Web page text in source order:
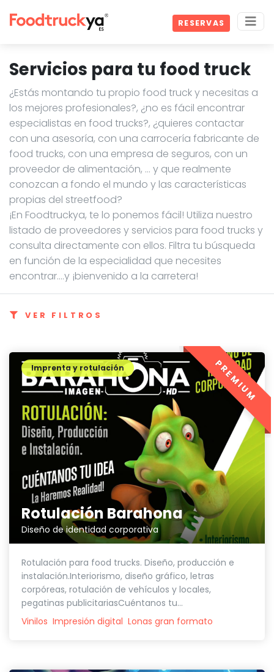
RESERVAS
Servicios para tu food truck
¿Estás montando tu propio food truck y necesitas a
los mejores profesionales?, ¿no es fácil encontrar
especialistas en food trucks?, ¿quieres contactar
con una asesoría, con una carrocería fabricante de
food trucks, con una empresa de seguros, con un
proveedor de alimentación, … y que realmente
conozcan a fondo el mundo y las características
propias del streetfood?
¡En Foodtruckya, te lo ponemos fácil! Utiliza nuestro
listado de proveedores y servicios para food trucks y
consulta directamente con ellos. Filtra tu búsqueda
en función de la especialidad que necesites
encontrar....y ¡bienvenido a la carretera!
VER FILTROS
Rotulación Barahona
Diseño de identidad corporativa
Imprenta y rotulación
Rotulación para food trucks. Diseño, producción e
instalación.Interiorismo, diseño gráfico, letras
corpóreas, rotulación de vehículos y locales,
pegatinas publicitariasCuéntanos tu...
Vinilos Impresión digital Lonas gran formato
PREMIUM